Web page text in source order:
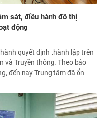
sát, điều hành đô thị
động
quyết định thành lập trên
và Truyền thông. Theo báo
đến nay Trung tâm đã ổn